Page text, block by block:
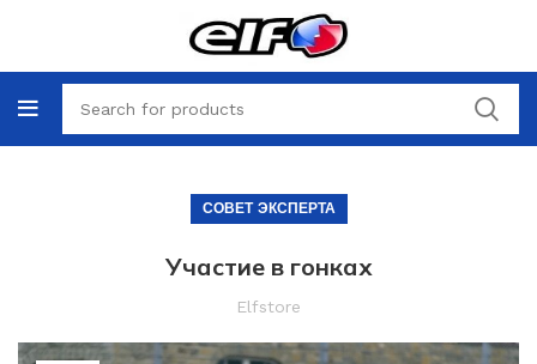
СОВЕТ ЭКСПЕРТА
Участие в гонках
Elfstore